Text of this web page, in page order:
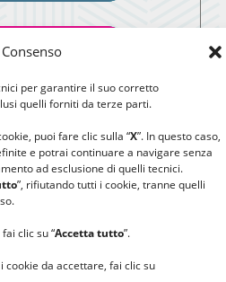
per garantire il suo corretto
quelli forniti da terze parti.
puoi fare clic sulla “X”. In questo caso,
e potrai continuare a navigare senza
ad esclusione di quelli tecnici.
”, rifiutando tutti i cookie, tranne quelli
clic su “Accetta tutto”.
da accettare, fai clic su